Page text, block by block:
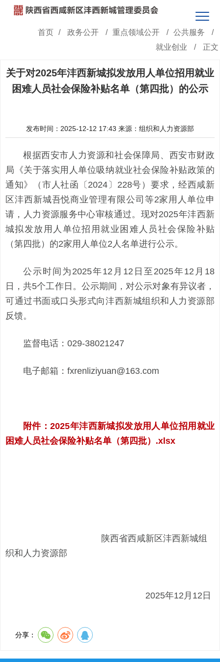
首页 / 政务公开 / 重点领域公开 / 公共服务
/
就业创业
/ 正文
关于对2025年沣西新城拟发放用人单位招用就业
困难人员社会保险补贴名单（第四批）的公示
发布时间：2025-12-12 17:43 来源：组织和人力资源部
根据西安市人力资源和社会保障局、西安市财政
局《关于落实用人单位吸纳就业社会保险补贴政策的
通知》（市人社函〔2024〕228号）要求，经西咸新
区沣西新城吾悦商业管理有限公司等2家用人单位申
请，人力资源服务中心审核通过。现对2025年沣西新
城拟发放用人单位招用就业困难人员社会保险补贴
（第四批）的2家用人单位2人名单进行公示。
公示时间为2025年12月12日至2025年12月18
日，共5个工作日。公示期间，对公示对象有异议者，
可通过书面或口头形式向沣西新城组织和人力资源部
反馈。
监督电话：029-38021247
电子邮箱：fxrenliziyuan@163.com
附件：2025年沣西新城拟发放用人单位招用就业
困难人员社会保险补贴名单（第四批）.xlsx
陕西省西咸新区沣西新城组
织和人力资源部
2025年12月12日
分享：